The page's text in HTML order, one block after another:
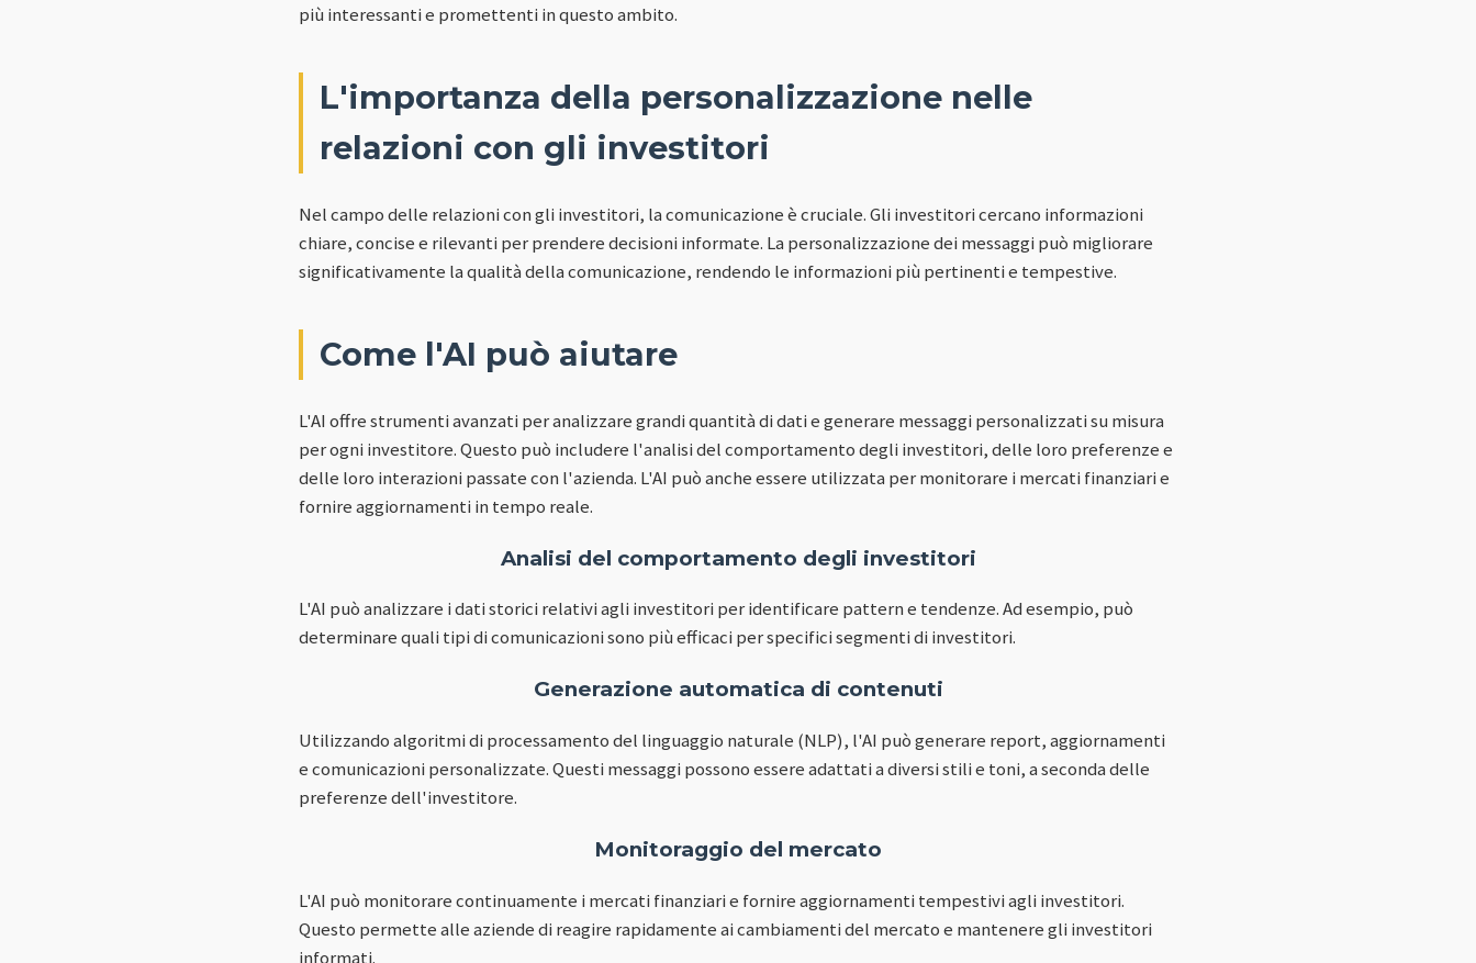
più interessanti e promettenti in questo ambito.
L'importanza della personalizzazione nelle
relazioni con gli investitori
Nel campo delle relazioni con gli investitori, la comunicazione è cruciale. Gli investitori cercano informazioni
chiare, concise e rilevanti per prendere decisioni informate. La personalizzazione dei messaggi può migliorare
significativamente la qualità della comunicazione, rendendo le informazioni più pertinenti e tempestive.
Come l'AI può aiutare
L'AI offre strumenti avanzati per analizzare grandi quantità di dati e generare messaggi personalizzati su misura
per ogni investitore. Questo può includere l'analisi del comportamento degli investitori, delle loro preferenze e
delle loro interazioni passate con l'azienda. L'AI può anche essere utilizzata per monitorare i mercati finanziari e
fornire aggiornamenti in tempo reale.
Analisi del comportamento degli investitori
L'AI può analizzare i dati storici relativi agli investitori per identificare pattern e tendenze. Ad esempio, può
determinare quali tipi di comunicazioni sono più efficaci per specifici segmenti di investitori.
Generazione automatica di contenuti
Utilizzando algoritmi di processamento del linguaggio naturale (NLP), l'AI può generare report, aggiornamenti
e comunicazioni personalizzate. Questi messaggi possono essere adattati a diversi stili e toni, a seconda delle
preferenze dell'investitore.
Monitoraggio del mercato
L'AI può monitorare continuamente i mercati finanziari e fornire aggiornamenti tempestivi agli investitori.
Questo permette alle aziende di reagire rapidamente ai cambiamenti del mercato e mantenere gli investitori
informati.